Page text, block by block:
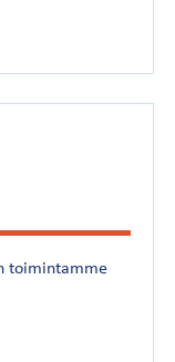
toimintamme